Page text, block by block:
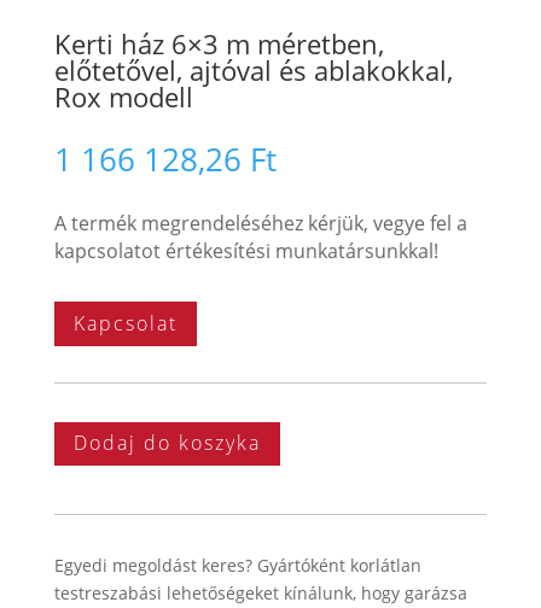
Kerti ház 6×3 m méretben,
előtetővel, ajtóval és ablakokkal,
Rox modell
1 166 128,26 Ft
A termék megrendeléséhez kérjük, vegye fel a
kapcsolatot értékesítési munkatársunkkal!
Kapcsolat
Dodaj do koszyka
Egyedi megoldást keres? Gyártóként korlátlan
testreszabási lehetőségeket kínálunk, hogy garázsa